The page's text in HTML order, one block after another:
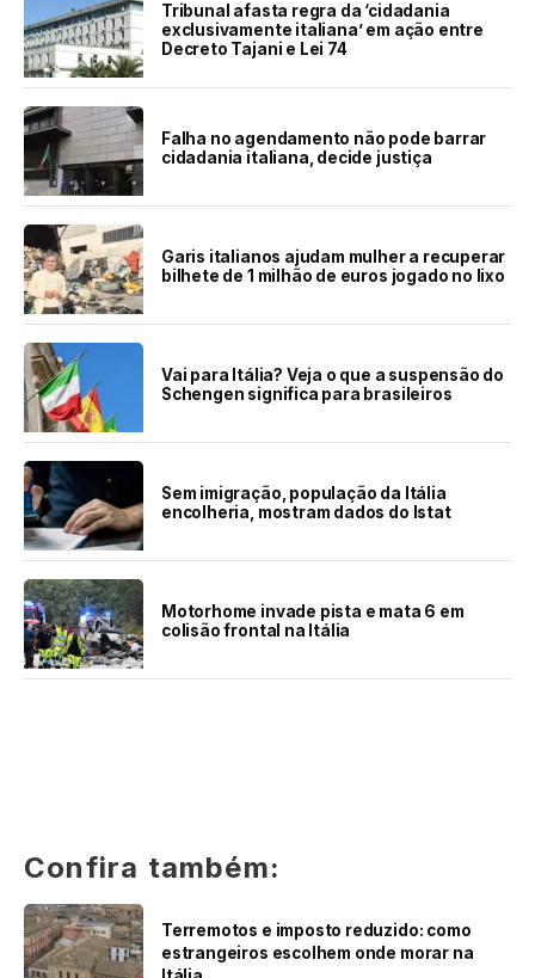
Tribunal afasta regra da ‘cidadania
exclusivamente italiana’ em ação entre
Decreto Tajani e Lei 74
Falha no agendamento não pode barrar
cidadania italiana, decide justiça
Garis italianos ajudam mulher a recuperar
bilhete de 1 milhão de euros jogado no lixo
Vai para Itália? Veja o que a suspensão do
Schengen significa para brasileiros
Sem imigração, população da Itália
encolheria, mostram dados do Istat
Motorhome invade pista e mata 6 em
colisão frontal na Itália
Confira também:
Terremotos e imposto reduzido: como
estrangeiros escolhem onde morar na